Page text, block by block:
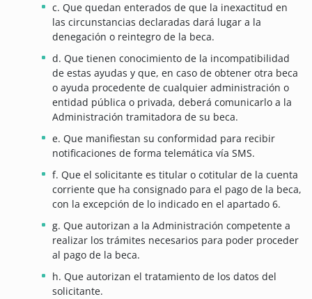
c. Que quedan enterados de que la inexactitud en
las circunstancias declaradas dará lugar a la
denegación o reintegro de la beca.
d. Que tienen conocimiento de la incompatibilidad
de estas ayudas y que, en caso de obtener otra beca
o ayuda procedente de cualquier administración o
entidad pública o privada, deberá comunicarlo a la
Administración tramitadora de su beca.
e. Que manifiestan su conformidad para recibir
notificaciones de forma telemática vía SMS.
f. Que el solicitante es titular o cotitular de la cuenta
corriente que ha consignado para el pago de la beca,
con la excepción de lo indicado en el apartado 6.
g. Que autorizan a la Administración competente a
realizar los trámites necesarios para poder proceder
al pago de la beca.
h. Que autorizan el tratamiento de los datos del
solicitante.